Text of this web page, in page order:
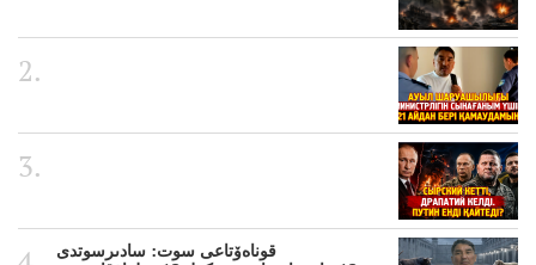
قوناەۆتاعى سوت: سادىرسوتدى